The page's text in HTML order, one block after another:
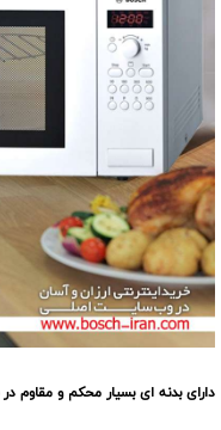
دارای بدنه ای بسیار محکم و مقاوم در